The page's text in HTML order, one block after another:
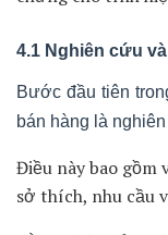
4. Các bước
hàng trước
Có nhiều lãnh
hàng chỉ là những